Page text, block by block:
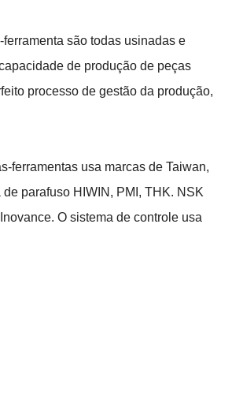
são todas usinadas e
de produção de peças
processo de gestão da produção,
ferramentas usa marcas de Taiwan,
parafuso HIWIN, PMI, THK. NSK
O sistema de controle usa